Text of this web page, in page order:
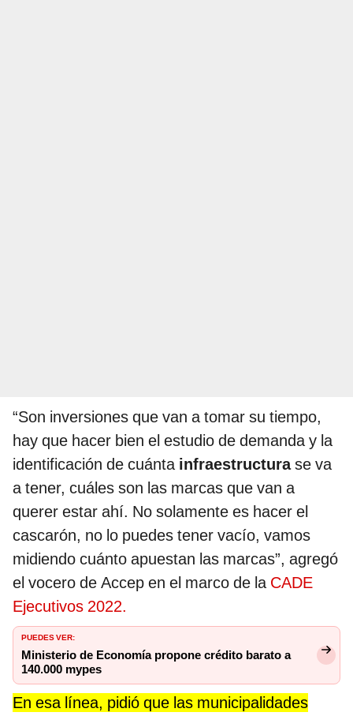
“Son inversiones que van a tomar su tiempo,
hay que hacer bien el estudio de demanda y la
identificación de cuánta infraestructurase va
a tener, cuáles son las marcas que van a
querer estar ahí. No solamente es hacer el
cascarón, no lo puedes tener vacío, vamos
midiendo cuánto apuestan las marcas”, agregó
el vocero de Accep en el marco de la CADE
Ejecutivos 2022.
PUEDES VER:
Ministerio de Economía propone crédito barato a
140.000 mypes
En esa línea, pidió que las municipalidades